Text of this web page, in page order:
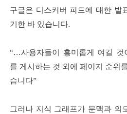
구글은 디스커버 피드에 대한 발
기한 바 있습니다.
“…사용자들이 흥미롭게 여길 것
를 게시하는 것 외에 페이지 순위
습니다”
그러나 지식 그래프가 문맥과 의